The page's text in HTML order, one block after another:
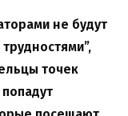
не будут
точек